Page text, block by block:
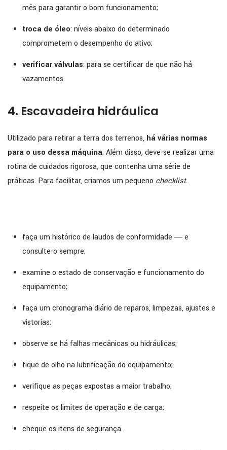
mês para garantir o bom funcionamento;
troca de óleo: níveis abaixo do determinado
comprometem o desempenho do ativo;
verificar válvulas: para se certificar de que não há
vazamentos.
4. Escavadeira hidráulica
Utilizado para retirar a terra dos terrenos, há várias normas
para o uso dessa máquina. Além disso, deve-se realizar uma
rotina de cuidados rigorosa, que contenha uma série de
práticas. Para facilitar, criamos um pequeno checklist.
faça um histórico de laudos de conformidade ― e
consulte-o sempre;
examine o estado de conservação e funcionamento do
equipamento;
faça um cronograma diário de reparos, limpezas, ajustes e
vistorias;
observe se há falhas mecânicas ou hidráulicas;
fique de olho na lubrificação do equipamento;
verifique as peças expostas a maior trabalho;
respeite os limites de operação e de carga;
cheque os itens de segurança.